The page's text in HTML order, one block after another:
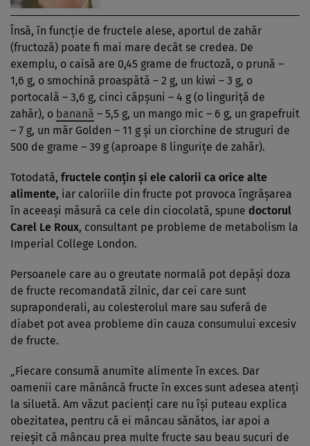
Însă, în funcţie de fructele alese, aportul de zahăr
(fructoză) poate fi mai mare decât se credea. De
exemplu, o caisă are 0,45 grame de fructoză, o prună –
1,6 g, o smochină proaspătă – 2 g, un kiwi – 3 g, o
portocală – 3,6 g, cinci căpşuni – 4 g (o linguriţă de
zahăr), o banană – 5,5 g, un mango mic – 6 g, un grapefruit
– 7 g, un măr Golden – 11 g şi un ciorchine de struguri de
500 de grame – 39 g (aproape 8 linguriţe de zahăr).
Totodată, fructele conţin şi ele calorii ca orice alte
alimente, iar caloriile din fructe pot provoca îngrăşarea
în aceeaşi măsură ca cele din ciocolată, spune doctorul
Carel Le Roux, consultant pe probleme de metabolism la
Imperial College London.
Persoanele care au o greutate normală pot depăşi doza
de fructe recomandată zilnic, dar cei care sunt
supraponderali, au colesterolul mare sau suferă de
diabet pot avea probleme din cauza consumului excesiv
de fructe.
„Fiecare consumă anumite alimente în exces. Dar
oamenii care mănâncă fructe în exces sunt adesea atenţi
la siluetă. Am văzut pacienţi care nu îşi puteau explica
obezitatea, pentru că ei mâncau sănătos, iar apoi a
reieşit că mâncau prea multe fructe sau beau sucuri de